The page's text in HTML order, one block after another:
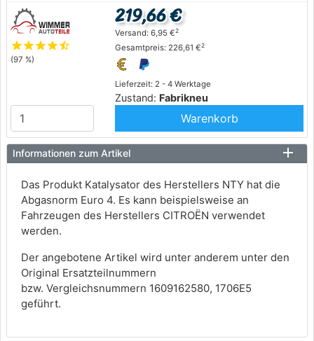
starstarstarstarstar_half
(97 %)
Lieferzeit: 2 - 4 Werktage
Zustand: Fabrikneu
219,66 €
Versand: 6,95 €2
Gesamtpreis: 226,61 €2
Warenkorb
Informationen zum Artikel
Das Produkt Katalysator des Herstellers NTY hat die
Abgasnorm Euro 4. Es kann beispielsweise an
Fahrzeugen des Herstellers CITROËN verwendet
werden.
Der angebotene Artikel wird unter anderem unter den
Original Ersatzteilnummern
bzw. Vergleichsnummern 1609162580, 1706E5
geführt.